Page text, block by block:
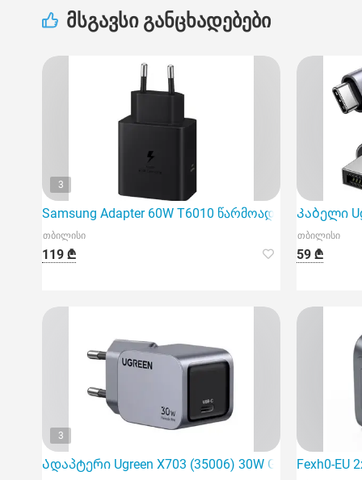
მსგავსი განცხადებები
3
Samsung Adapter 60W T6010 წარმოადგენს
თბილისი
119 ₾
Კაბელი
თბილისი
59 ₾
3
Ადაპტერი Ugreen X703 (35006) 30W Grey Fexh0-EU